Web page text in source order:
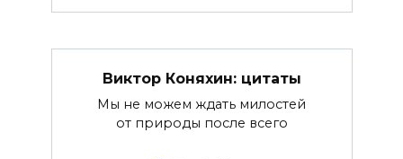
Виктор Коняхин: цитаты
Мы не можем ждать милостей
от природы после всего